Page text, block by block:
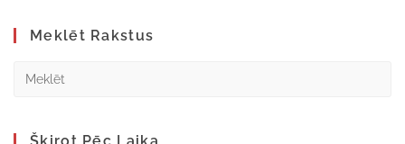
Meklēt Rakstus